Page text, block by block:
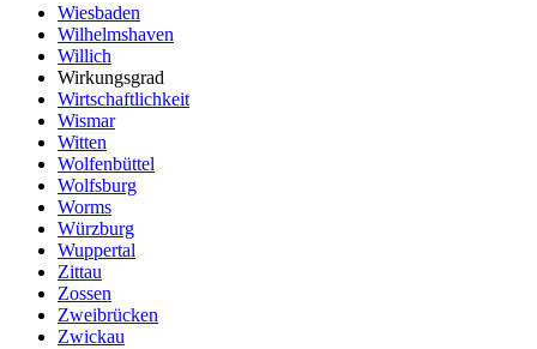
Wiesbaden
Wilhelmshaven
Willich
Wirkungsgrad
Wirtschaftlichkeit
Wismar
Witten
Wolfenbüttel
Wolfsburg
Worms
Würzburg
Wuppertal
Zittau
Zossen
Zweibrücken
Zwickau